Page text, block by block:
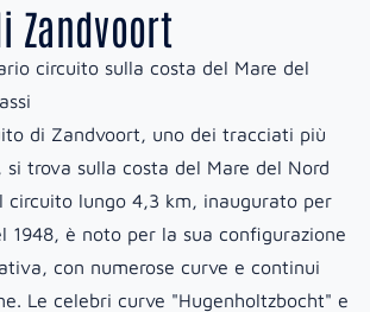
Zandvoort
circuito sulla costa del Mare del
di Zandvoort, uno dei tracciati più
si trova sulla costa del Mare del Nord
circuito lungo 4,3 km, inaugurato per
1948, è noto per la sua configurazione
con numerose curve e continui
Le celebri curve "Hugenholtzbocht" e